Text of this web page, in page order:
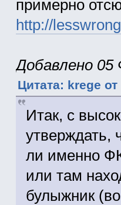
примерно
http://
Добавлено 05
Цитата: krege
Итак, с
утверждать,
ли именно
или там
булыжник